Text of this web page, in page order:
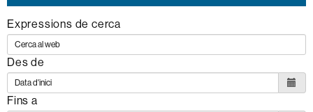
Expressions de cerca
Des de
Fins a